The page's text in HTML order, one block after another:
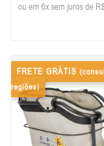
ou em 6x sem juros de
FRETE GRÁTIS
regiões)